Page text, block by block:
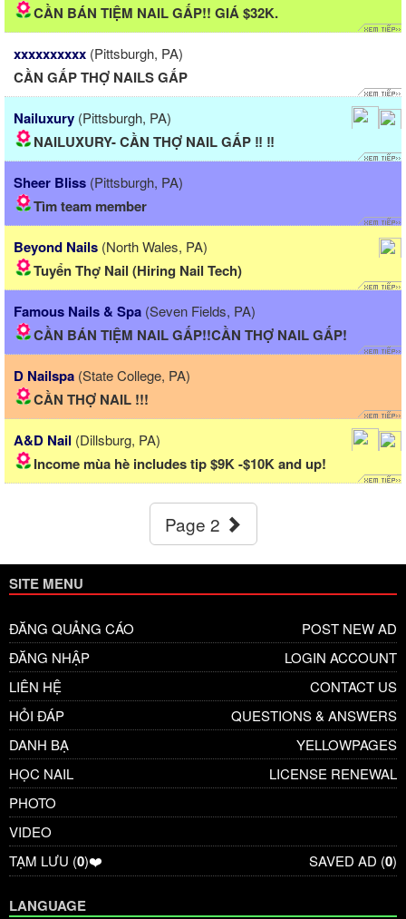
CẦN BÁN TIỆM NAIL GẤP!! GIÁ $32K.
xxxxxxxxxx (Pittsburgh, PA)
CẦN GẤP THỢ NAILS GẤP
Nailuxury (Pittsburgh, PA)
NAILUXURY- CẦN THỢ NAIL GẤP ‼️ ‼️
Sheer Bliss (Pittsburgh, PA)
Tìm team member
Beyond Nails (North Wales, PA)
Tuyển Thợ Nail (Hiring Nail Tech)
Famous Nails & Spa (Seven Fields, PA)
CẦN BÁN TIỆM NAIL GẤP!!CẦN THỢ NAIL GẤP!
D Nailspa (State College, PA)
CẦN THỢ NAIL !!!
A&D Nail (Dillsburg, PA)
Income mùa hè includes tip $9K -$10K and up!
Page 2
SITE MENU
ĐĂNG QUẢNG CÁO
POST NEW AD
ĐĂNG NHẬP
LOGIN ACCOUNT
LIÊN HỆ
CONTACT US
HỎI ĐÁP
QUESTIONS & ANSWERS
DANH BẠ
YELLOWPAGES
HỌC NAIL
LICENSE RENEWAL
PHOTO
VIDEO
TẠM LƯU (0)❤️ SAVED AD (0)
LANGUAGE